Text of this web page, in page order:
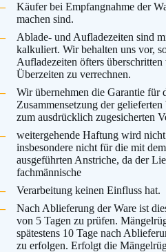
Käufer bei Empfangnahme der
machen sind.
Ablade- und Aufladezeiten sind
kalkuliert. Wir behalten uns vor,
Aufladezeiten öfters überschritten
Überzeiten zu verrechnen.
Wir übernehmen die Garantie für
Zusammensetzung der
zum ausdrücklich zugesicherten
weitergehende Haftung wird
insbesondere nicht für die mit
ausgeführten Anstriche, da der
fachmännische
Verarbeitung keinen Einfluss hat.
Nach Ablieferung der Ware ist
von 5 Tagen zu prüfen.
spätestens 10 Tage nach
zu erfolgen. Erfolgt die